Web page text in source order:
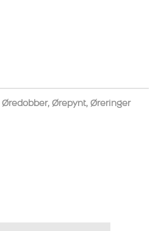
Øredobber, Ørepynt, Øreringer